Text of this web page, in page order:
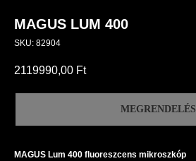
MAGUS LUM 400
SKU: 82904
2119990,00 Ft
MEGRENDELÉS
MAGUS Lum 400 fluoreszcens mikroszkóp